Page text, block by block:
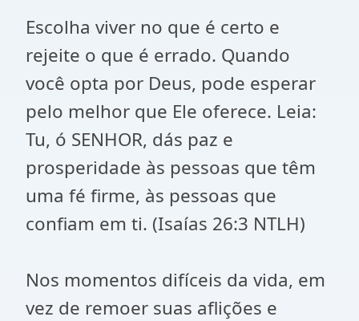
Escolha viver no que é certo e
rejeite o que é errado. Quando
você opta por Deus, pode esperar
pelo melhor que Ele oferece. Leia:
Tu, ó SENHOR, dás paz e
prosperidade às pessoas que têm
uma fé firme, às pessoas que
confiam em ti. (Isaías 26:3 NTLH)
Nos momentos difíceis da vida, em
vez de remoer suas aflições e